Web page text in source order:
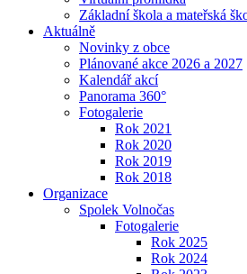
Základní škola a mateřská
Aktuálně
Novinky z obce
Plánované akce 2026 a 2027
Kalendář akcí
Panorama 360°
Fotogalerie
Rok 2021
Rok 2020
Rok 2019
Rok 2018
Organizace
Spolek Volnočas
Fotogalerie
Rok 2025
Rok 2024